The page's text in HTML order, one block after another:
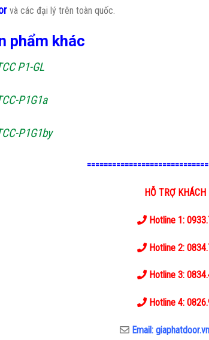
và các đại lý trên toàn quốc.
phẩm khác
P1-GL
P1G1a
P1G1by
HỖ TRỢ KHÁCH
Hotline 1:
Hotline 2:
Hotline 3:
Hotline 4:
Email: